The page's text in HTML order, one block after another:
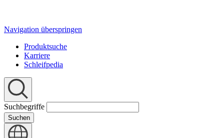
Navigation überspringen
Produktsuche
Karriere
Schleifpedia
Suchbegriffe
Suchen